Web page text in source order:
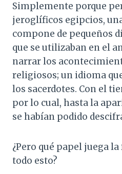
Simplemente porque
jeroglíficos egipcios,
compone de pequeños
que se utilizaban en el
narrar los
religiosos; un idioma
los sacerdotes. Con el
por lo cual, hasta la
se habían podido
¿Pero qué papel juega
todo esto?